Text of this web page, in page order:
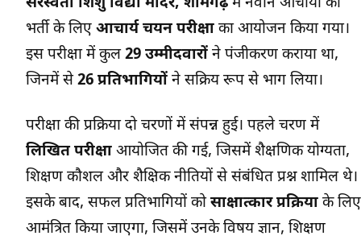
भर्ती के लिए आचार्य चयन परीक्षा का आयोजन किया गया।
इस परीक्षा में कुल29 उम्मीदवारों ने पंजीकरण कराया था,
जिनमें से26 प्रतिभागियों ने सक्रिय रूप से भाग लिया।
परीक्षा की प्रक्रिया दो चरणों में संपन्न हुई। पहले चरण में
लिखित परीक्षा आयोजित की गई, जिसमें शैक्षणिक योग्यता,
शिक्षण कौशल और शैक्षिक नीतियों से संबंधित प्रश्न शामिल थे।
इसके बाद, सफल प्रतिभागियों कोसाक्षात्कार प्रक्रिया के लिए
आमंत्रित किया जाएगा, जिसमें उनके विषय ज्ञान, शिक्षण